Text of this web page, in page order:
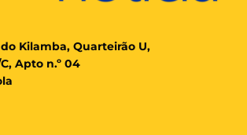
do Kilamba, Quarteirão U,
Apto n.º 04